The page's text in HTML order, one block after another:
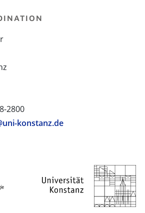
2800
konstanz.de